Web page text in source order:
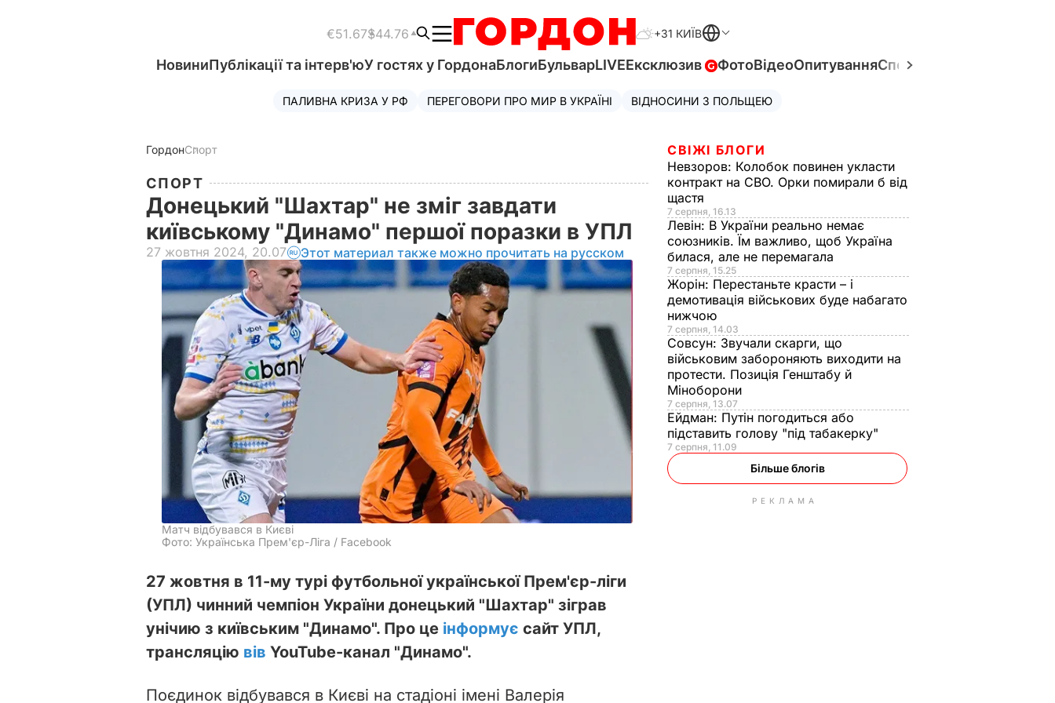
€51.67$44.76 +31 КИЇВ
НовиниПублікації та інтерв'юУ гостях у ГордонаБлогиБульварLIVEЕксклюзив ФотоВідеоОпитуванняСпецпроєкти
ПАЛИВНА КРИЗА У РФ ПЕРЕГОВОРИ ПРО МИР В УКРАЇНІ ВІДНОСИНИ З ПОЛЬЩЕЮ
ГордонСпорт
СПОРТ
Донецький "Шахтар" не зміг завдати
київському "Динамо" першої поразки в УПЛ
27 жовтня 2024, 20.07 Этот материал также можно прочитать на русском
Матч відбувався в Києві
Фото: Українська Прем'єр-Ліга / Facebook
27 жовтня в 11-му турі футбольної української Прем'єр-ліги
(УПЛ) чинний чемпіон України донецький "Шахтар" зіграв
унічию з київським "Динамо". Про це інформує сайт УПЛ,
трансляцію вів YouTube-канал "Динамо".
Поєдинок відбувався в Києві на стадіоні імені Валерія
СВІЖІ БЛОГИ
Невзоров: Колобок повинен укласти
контракт на СВО. Орки помирали б від
щастя
7 серпня, 16.13
Левін: В України реально немає
союзників. Їм важливо, щоб Україна
билася, але не перемагала
7 серпня, 15.25
Жорін: Перестаньте красти – і
демотивація військових буде набагато
нижчою
7 серпня, 14.03
Совсун: Звучали скарги, що
військовим забороняють виходити на
протести. Позиція Генштабу й
Міноборони
7 серпня, 13.07
Ейдман: Путін погодиться або
підставить голову "під табакерку"
7 серпня, 11.09
Більше блогів
РЕКЛАМА